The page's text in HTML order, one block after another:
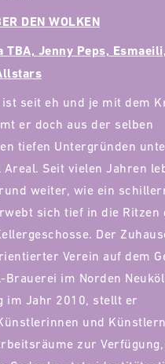
DEN WOLKEN
TBA, Jenny Peps,
ist seit eh und je mit dem
er doch aus der selben
tiefen Untergründen
Areal. Seit vielen Jahren
weiter, wie ein
sich tief in die Ritzen
Der
Verein auf dem
Brauerei im Norden
im Jahr 2010, stellt er
und Künstlern
zur